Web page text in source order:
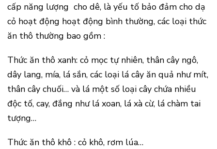
cấp năng lượng cho dê, là yếu tố bảo đảm cho dạ
cỏ hoạt động hoạt động bình thường, các loại thức
ăn thô thường bao gồm :
Thức ăn thô xanh: cỏ mọc tự nhiên, thân cây ngô,
dây lang, mía, lá sắn, các loại lá cây ăn quả như mít,
thân cây chuối… và lá một số loại cây chứa nhiều
độc tố, cay, đắng như lá xoan, lá xà cừ, lá chàm tai
tượng…
Thức ăn thô khô : cỏ khô, rơm lúa…